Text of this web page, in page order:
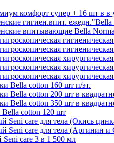
комфорт супер + 16 шт в в
гигиен.впит.
впитывающие Bella
Bella cotton 160 шт п/эт.
Bella cotton 200 шт в
Bella cotton 350 шт в
cotton 120 шт
Seni care для тела (Окись
Seni care для тела (Аргинин
care 3 в 1 500 мл